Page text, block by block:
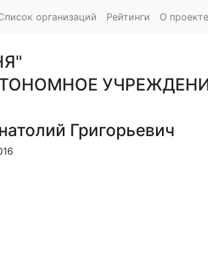
организаций Рейтинги О проекте
Григорьевич